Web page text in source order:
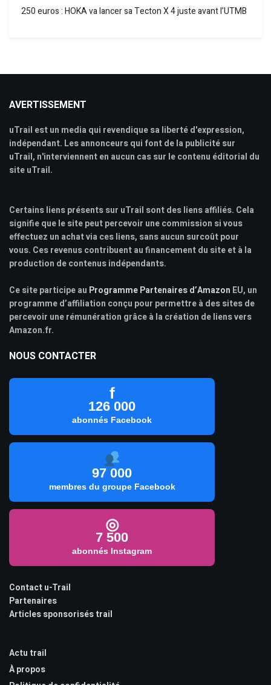
250 euros : HOKA va lancer sa Tecton X 4 juste avant l’UTMB
AVERTISSEMENT
uTrail est un media qui revendique sa liberté d'expression,
indépendant. Les annonceurs qui font de la publicité sur
uTrail, n'interviennent en aucun cas sur le contenu éditorial du
site uTrail.
Certains liens présents sur uTrail sont des liens affiliés. Cela
signifie que le site peut percevoir une commission si vous
effectuez un achat via ces liens, sans aucun surcoût pour
vous. Ces revenus contribuent au financement du site et à la
production de contenus indépendants.
Ce site participe au Programme Partenaires d’Amazon EU, un
programme d’affiliation conçu pour permettre à des sites de
percevoir une rémunération grâce à la création de liens vers
Amazon.fr.
NOUS CONTACTER
f
126 000
abonnés Facebook
97 000
membres du groupe Facebook
◎
7 500
abonnés Instagram
Contact u-Trail
Partenaires
Articles sponsorisés trail
Actu trail
À propos